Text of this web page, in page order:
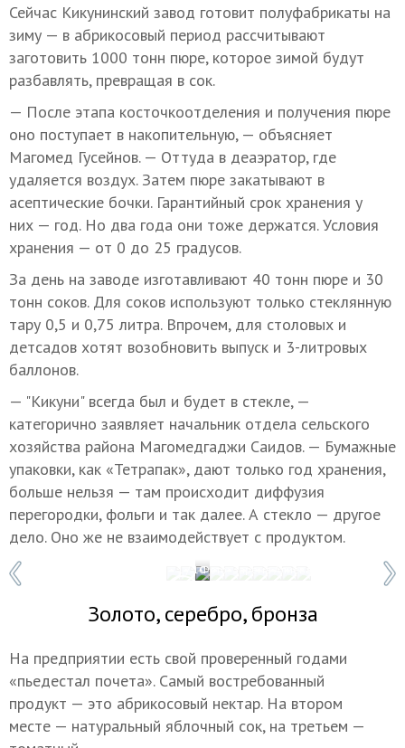
Сейчас Кикунинский завод готовит полуфабрикаты на
зиму — в абрикосовый период рассчитывают
заготовить 1000 тонн пюре, которое зимой будут
разбавлять, превращая в сок.
— После этапа косточкоотделения и получения пюре
оно поступает в накопительную, — объясняет
Магомед Гусейнов. — Оттуда в деаэратор, где
удаляется воздух. Затем пюре закатывают в
асептические бочки. Гарантийный срок хранения у
них — год. Но два года они тоже держатся. Условия
хранения — от 0 до 25 градусов.
За день на заводе изготавливают 40 тонн пюре и 30
тонн соков. Для соков используют только стеклянную
тару 0,5 и 0,75 литра. Впрочем, для столовых и
детсадов хотят возобновить выпуск и 3-литровых
баллонов.
— "Кикуни" всегда был и будет в стекле, —
категорично заявляет начальник отдела сельского
хозяйства района Магомедгаджи Саидов. — Бумажные
упаковки, как «Тетрапак», дают только год хранения,
больше нельзя — там происходит диффузия
перегородки, фольги и так далее. А стекло — другое
дело. Оно же не взаимодействует с продуктом.
Фото: Зарема Алиева/ТАСС
1 / 10
Золото, серебро, бронза
На предприятии есть свой проверенный годами
«пьедестал почета». Самый востребованный
продукт — это абрикосовый нектар. На втором
месте — натуральный яблочный сок, на третьем —